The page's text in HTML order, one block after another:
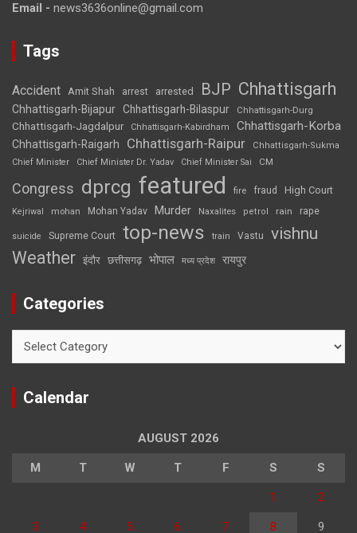
Email - news3636online@gmail.com
Tags
Accident Amit Shah arrest arrested BJP Chhattisgarh
Chhattisgarh-Bijapur Chhattisgarh-Bilaspur Chhattisgarh-Durg
Chhattisgarh-Jagdalpur Chhattisgarh-Kabirdham Chhattisgarh-Korba
Chhattisgarh-Raigarh Chhattisgarh-Raipur
Chhattisgarh-Sukma
Chief Minister
Chief Minister Dr. Yadav Chief Minister Sai CM
Congress dprcg featured fire fraud High Court
Kejriwal mohan Mohan Yadav Murder Naxalites petrol rain rape
suicide Supreme Court top-news train Vastu vishnu
Weather इंदौर छत्तीसगढ़ भोपाल मध्य प्रदेश रायपुर
Categories
Calendar
AUGUST 2026
M T W T F S S
1 2
3 4 5 6 7 8 9